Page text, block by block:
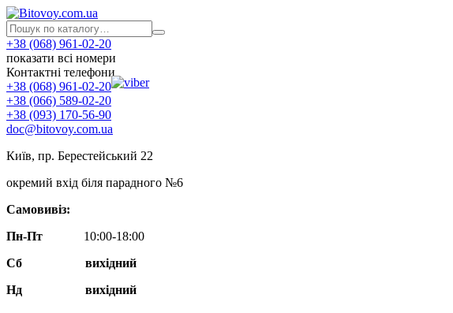
+38 (068) 961-02-20
показати всі номери
Контактні телефони
+38 (068) 961-02-20
+38 (066) 589-02-20
+38 (093) 170-56-90
doc@bitovoy.com.ua
Київ, пр. Берестейський 22
окремий вхід біля парадного №6
Самовивіз:
Пн-Пт
10:00-18:00
Сб
вихідний
Нд
вихідний